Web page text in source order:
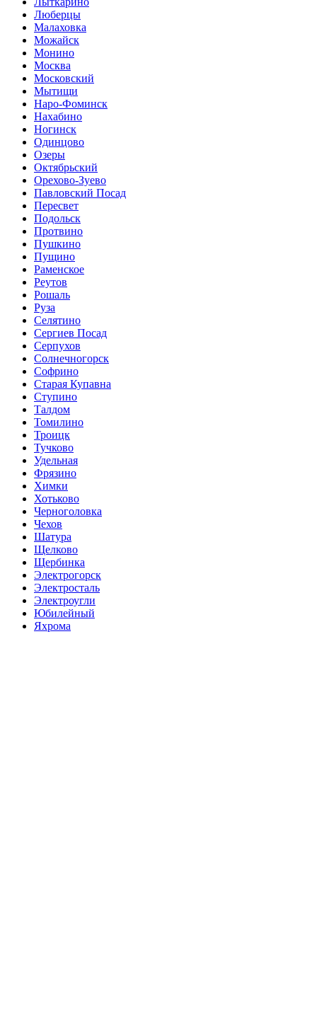
Люберцы
Малаховка
Можайск
Монино
Москва
Московский
Мытищи
Наро-Фоминск
Нахабино
Ногинск
Одинцово
Озеры
Октябрьский
Орехово-Зуево
Павловский Посад
Пересвет
Подольск
Протвино
Пушкино
Пущино
Раменское
Реутов
Рошаль
Руза
Селятино
Сергиев Посад
Серпухов
Солнечногорск
Софрино
Старая Купавна
Ступино
Талдом
Томилино
Троицк
Тучково
Удельная
Фрязино
Химки
Хотьково
Черноголовка
Чехов
Шатура
Щелково
Щербинка
Электрогорск
Электросталь
Электроугли
Юбилейный
Яхрома